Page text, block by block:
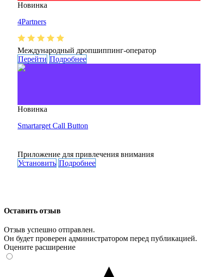
Новинка
4Partners
Международный дропшиппинг-оператор
Перейти Подробнее
Новинка
Smartarget Call Button
Приложение для привлечения внимания
Установить Подробнее
Оставить отзыв
Отзыв успешно отправлен.
Он будет проверен администратором перед публикацией.
Оцените расширение